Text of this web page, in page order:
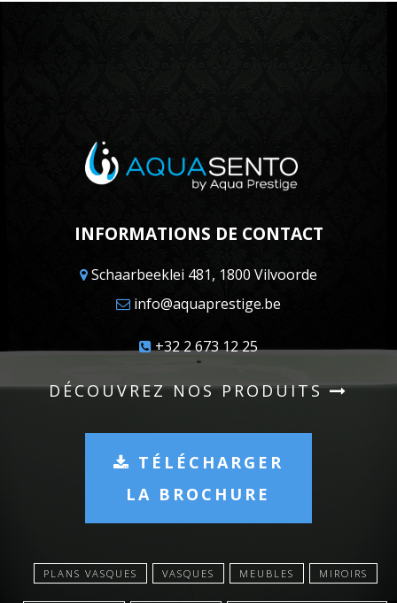
INFORMATIONS DE CONTACT
Schaarbeeklei 481, 1800 Vilvoorde
info@aquaprestige.be
+32 2 673 12 25
DÉCOUVREZ NOS PRODUITS
TÉLÉCHARGER
LA BROCHURE
PLANS VASQUES VASQUES MEUBLES MIROIRS